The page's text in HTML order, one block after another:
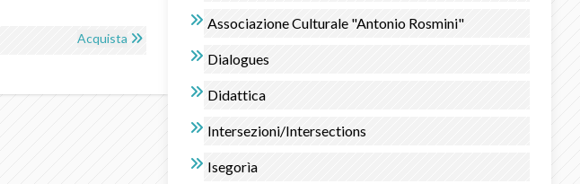
Acquista
Associazione Culturale "Antonio Rosmini"
Dialogues
Didattica
Intersezioni/Intersections
Isegorìa